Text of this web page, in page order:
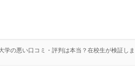
学の悪い口コミ・評判は本当？在校生が検証し